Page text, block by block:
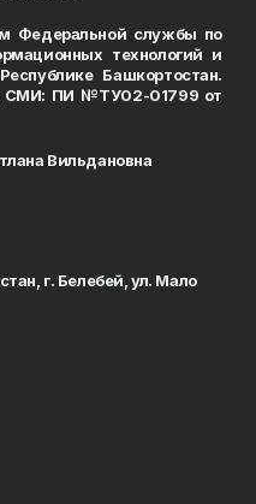
Федеральной службы по
технологий и
Башкортостан.
СМИ: ПИ №ТУ02-01799 от
Вильдановна
г. Белебей, ул. Мало